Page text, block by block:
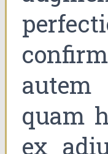
quam
ex